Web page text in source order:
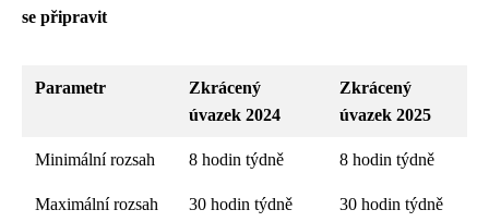
se připravit
Parametr
Zkrácený
úvazek 2024
Zkrácený
úvazek 2025
Minimální rozsah 8 hodin týdně 8 hodin týdně
Maximální rozsah 30 hodin týdně 30 hodin týdně